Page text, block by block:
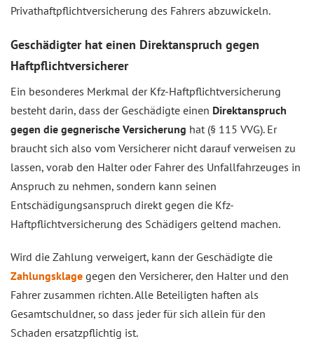
Privathaftpflichtversicherung des Fahrers abzuwickeln.
Geschädigter hat einen Direktanspruch gegen
Haftpflichtversicherer
Ein besonderes Merkmal der Kfz-Haftpflichtversicherung
besteht darin, dass der Geschädigte einen Direktanspruch
gegen die gegnerische Versicherung hat (§ 115 VVG). Er
braucht sich also vom Versicherer nicht darauf verweisen zu
lassen, vorab den Halter oder Fahrer des Unfallfahrzeuges in
Anspruch zu nehmen, sondern kann seinen
Entschädigungsanspruch direkt gegen die Kfz-
Haftpflichtversicherung des Schädigers geltend machen.
Wird die Zahlung verweigert, kann der Geschädigte die
Zahlungsklage gegen den Versicherer, den Halter und den
Fahrer zusammen richten. Alle Beteiligten haften als
Gesamtschuldner, so dass jeder für sich allein für den
Schaden ersatzpflichtig ist.